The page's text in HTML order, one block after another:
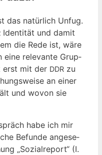
das natür­lich Unfug.
Iden­ti­tät und damit
die Rede ist, wäre
eine rele­van­te Grup­
erst mit der DDR zu
an einer
und wovon sie
habe ich mir
Befun­de ange­se­
„Sozi­al­re­port“ (I.